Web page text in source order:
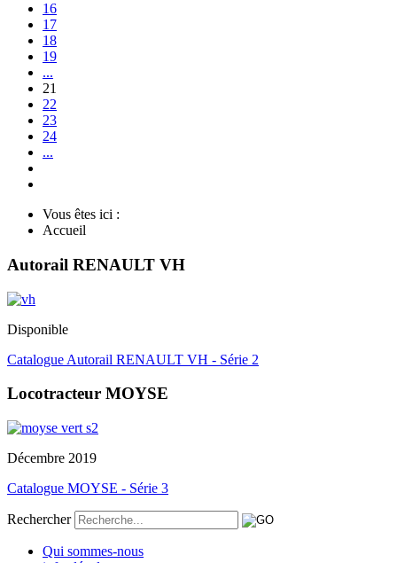
16
17
18
19
...
21
22
23
24
...
Vous êtes ici :
Accueil
Autorail RENAULT VH
Disponible
Catalogue Autorail RENAULT VH - Série 2
Locotracteur MOYSE
Décembre 2019
Catalogue MOYSE - Série 3
Rechercher
Qui sommes-nous